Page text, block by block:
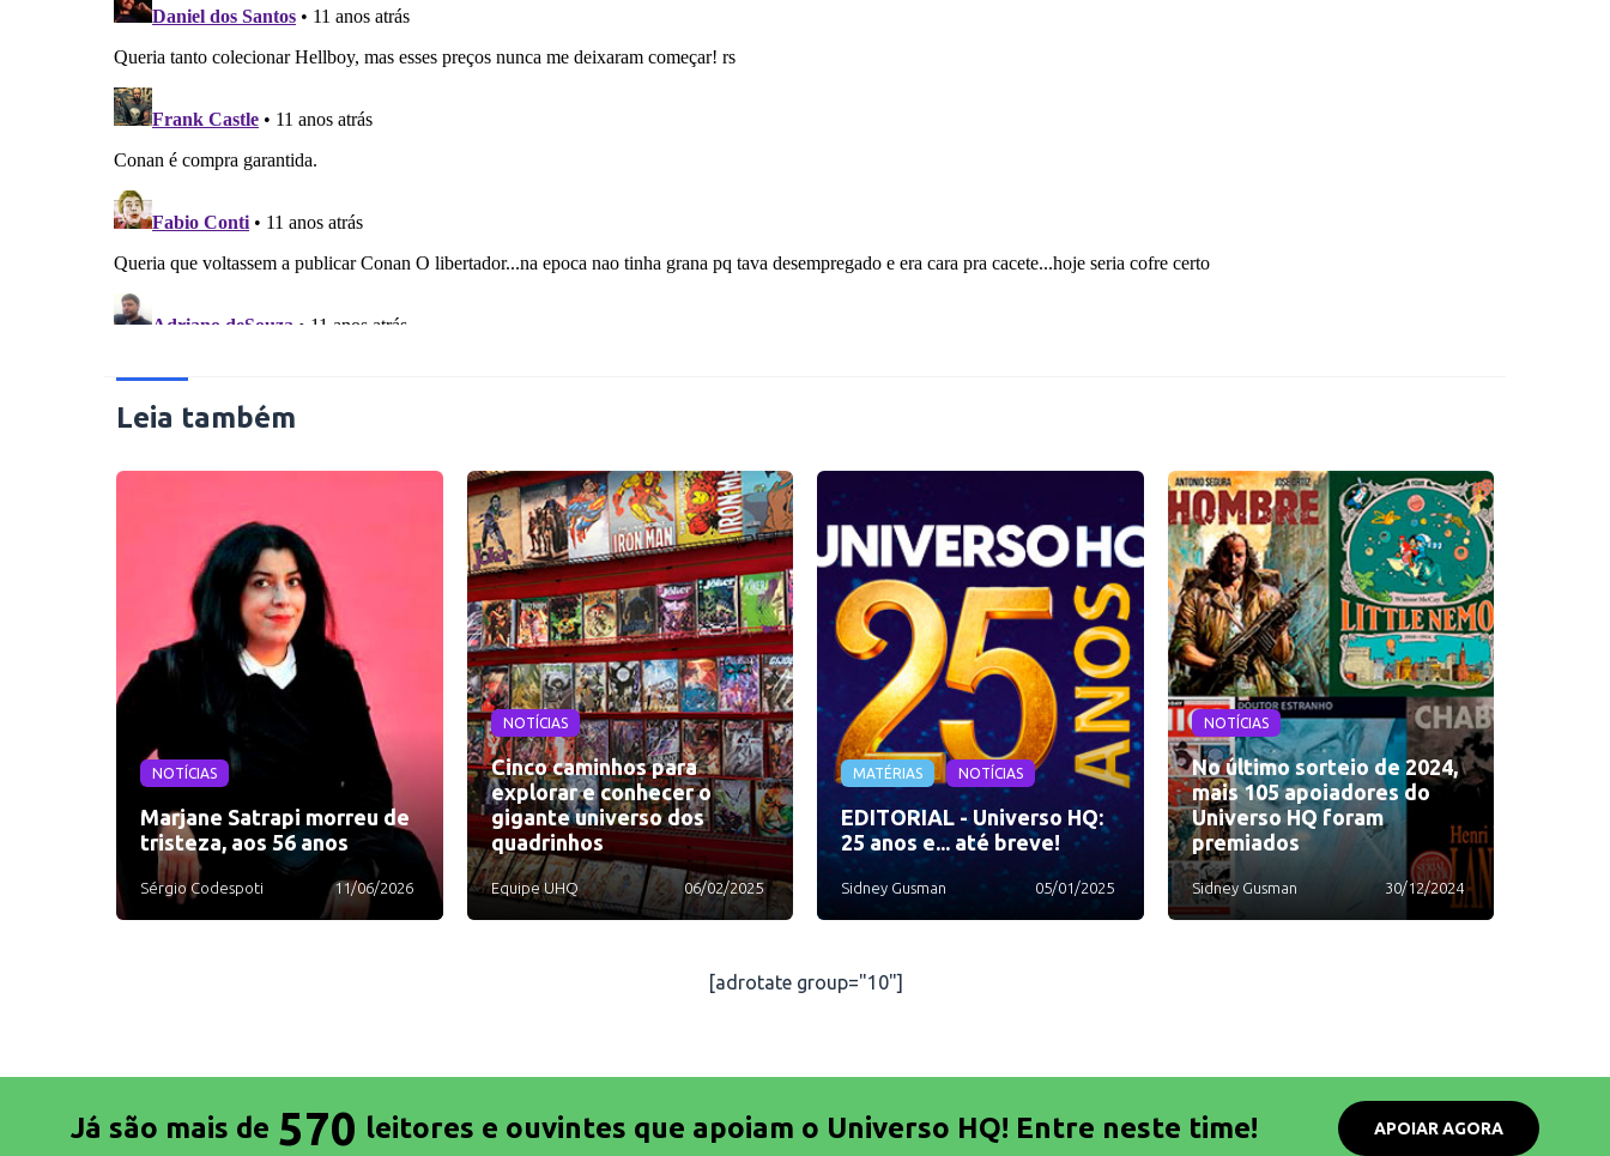
Leia também
NOTÍCIAS
Marjane Satrapi morreu de
tristeza, aos 56 anos
Sérgio Codespoti 11/06/2026
NOTÍCIAS
Cinco caminhos para
explorar e conhecer o
gigante universo dos
quadrinhos
Equipe UHQ 06/02/2025
MATÉRIAS NOTÍCIAS
EDITORIAL - Universo HQ:
25 anos e... até breve!
Sidney Gusman 05/01/2025
NOTÍCIAS
No último sorteio de 2024,
mais 105 apoiadores do
Universo HQ foram
premiados
Sidney Gusman 30/12/2024
[adrotate group="10"]
Já são mais de 570 leitores e ouvintes que apoiam o Universo HQ! Entre neste time! APOIAR AGORA